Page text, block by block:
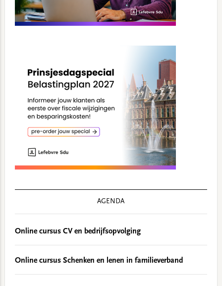
AGENDA
Online cursus CV en bedrijfsopvolging
Online cursus Schenken en lenen in familieverband